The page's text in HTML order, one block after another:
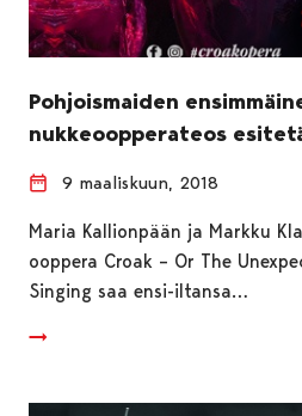
Pohjoismaiden
nukkeoopperateos
9 maaliskuun, 2018
Maria Kallionpään ja Markku
ooppera Croak – Or The
Singing saa ensi-iltansa…